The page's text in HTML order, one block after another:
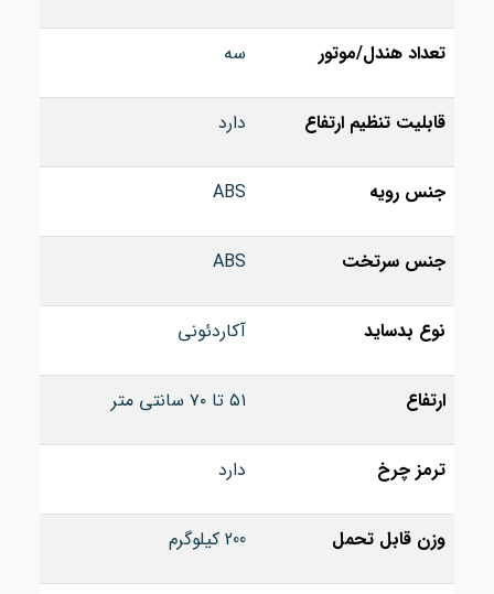
تعداد هندل/موتور سه
قابلیت تنظیم ارتفاع دارد
جنس رویه ABS
جنس سرتخت ABS
نوع بدساید آکاردئونی
ارتفاع ۵۱ تا ۷۰ سانتی‌ متر
ترمز چرخ دارد
وزن قابل تحمل 200 کیلوگرم